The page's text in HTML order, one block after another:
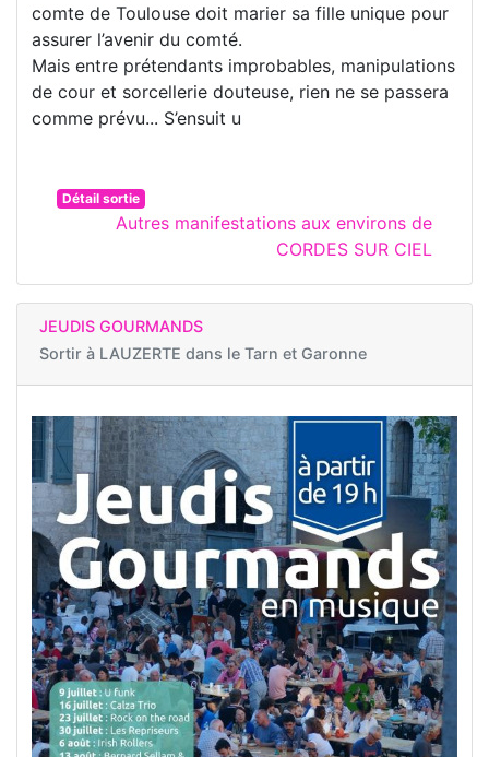
comte de Toulouse doit marier sa fille unique pour
assurer l’avenir du comté.
Mais entre prétendants improbables, manipulations
de cour et sorcellerie douteuse, rien ne se passera
comme prévu... S’ensuit u
Détail sortie
Autres manifestations aux environs de
CORDES SUR CIEL
JEUDIS GOURMANDS
Sortir à LAUZERTE dans le Tarn et Garonne